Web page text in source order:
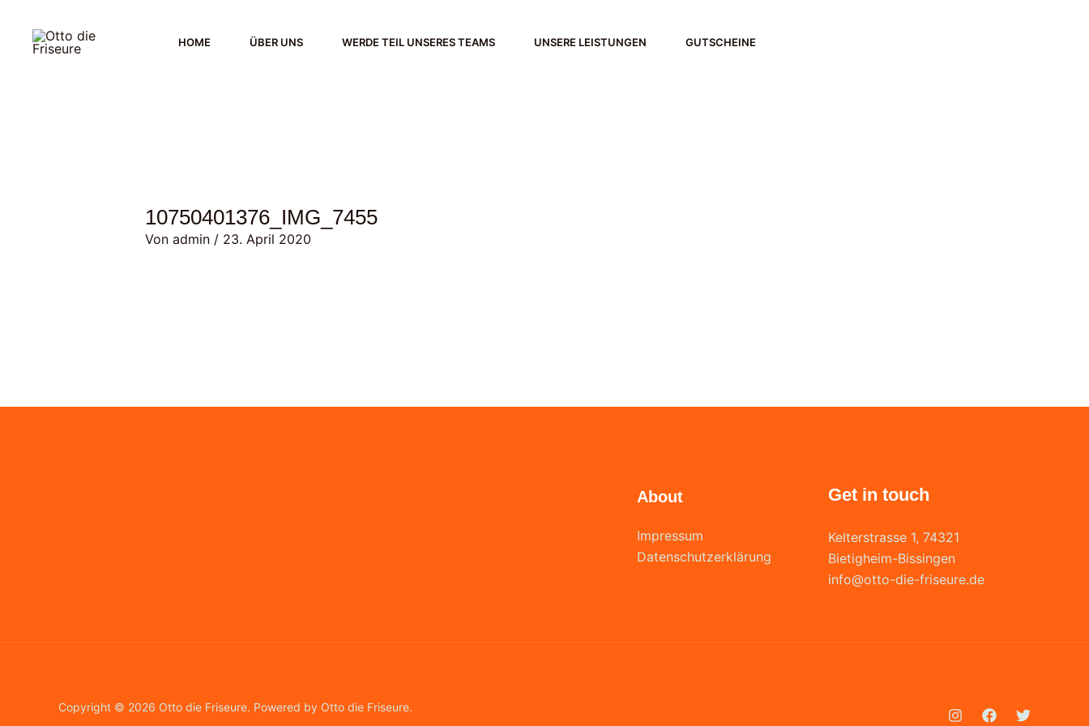
springen
HOME ÜBER UNS WERDE TEIL UNSERES TEAMS UNSERE LEISTUNGEN GUTSCHEINE
10750401376_IMG_7455
Von admin / 23. April 2020
About
Impressum
Datenschutzerklärung
Get in touch
Kelterstrasse 1, 74321
Bietigheim-Bissingen
info@otto-die-friseure.de
Copyright © 2026 Otto die Friseure. Powered by Otto die Friseure.